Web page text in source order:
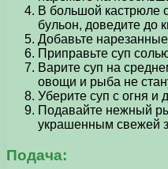
В большой кастрюле
бульон, доведите до
Добавьте
Приправьте суп
Варите суп на
овощи и рыба не
Уберите суп с огня и
Подавайте нежный
украшенным свежей
Подача: